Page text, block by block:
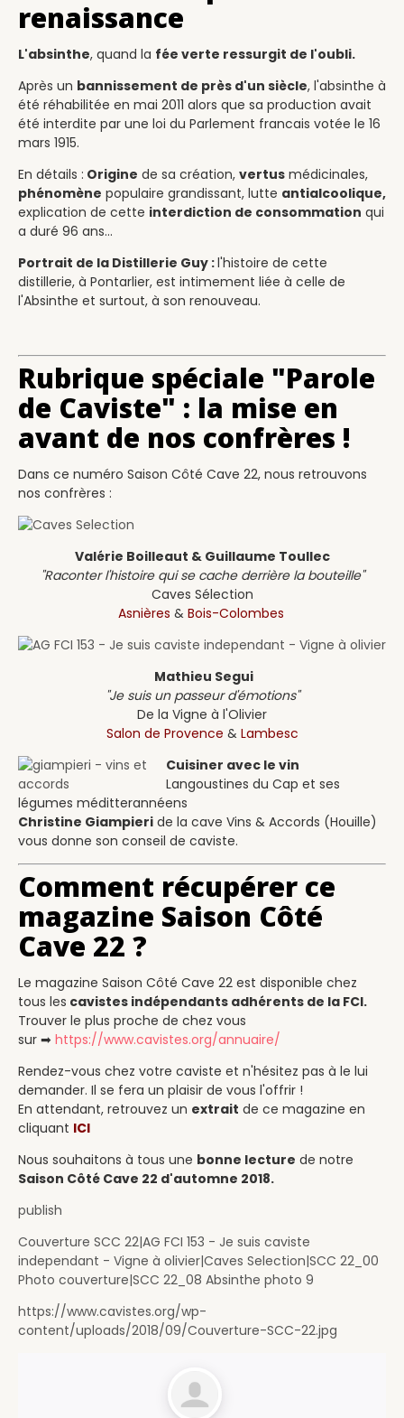
renaissance
L'absinthe, quand la fée verte ressurgit de l'oubli.
Après un bannissement de près d'un siècle, l'absinthe à
été réhabilitée en mai 2011 alors que sa production avait
été interdite par une loi du Parlement francais votée le 16
mars 1915.
En détails : Origine de sa création, vertus médicinales,
phénomène populaire grandissant, lutte antialcoolique,
explication de cette interdiction de consommation qui
a duré 96 ans...
Portrait de la Distillerie Guy :l'histoire de cette
distillerie, à Pontarlier, est intimement liée à celle de
l'Absinthe et surtout, à son renouveau.
Rubrique spéciale "Parole
de Caviste" : la mise en
avant de nos confrères !
Dans ce numéro Saison Côté Cave 22, nous retrouvons
nos confrères :
Valérie Boilleaut & Guillaume Toullec
"Raconter l'histoire qui se cache derrière la bouteille"
Caves Sélection
Asnières & Bois-Colombes
Mathieu Segui
"Je suis un passeur d'émotions"
De la Vigne à l'Olivier
Salon de Provence & Lambesc
Cuisiner avec le vin
Langoustines du Cap et ses
légumes méditterannéens
Christine Giampieri de la cave Vins & Accords (Houille)
vous donne son conseil de caviste.
Comment récupérer ce
magazine Saison Côté
Cave 22 ?
Le magazine Saison Côté Cave 22 est disponible chez
tous les cavistes indépendants adhérents de la FCI.
Trouver le plus proche de chez vous
sur ➡ https://www.cavistes.org/annuaire/
Rendez-vous chez votre caviste et n'hésitez pas à le lui
demander. Il se fera un plaisir de vous l'offrir !
En attendant, retrouvez un extrait de ce magazine en
cliquant ICI
Nous souhaitons à tous une bonne lecture de notre
Saison Côté Cave 22 d'automne 2018.
publish
Couverture SCC 22|AG FCI 153 - Je suis caviste
independant - Vigne à olivier|Caves Selection|SCC 22_00
Photo couverture|SCC 22_08 Absinthe photo 9
https://www.cavistes.org/wp-
content/uploads/2018/09/Couverture-SCC-22.jpg